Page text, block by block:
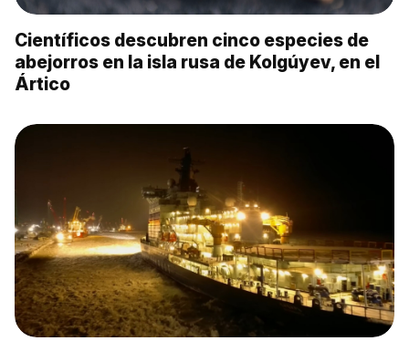
Científicos descubren cinco especies de
abejorros en la isla rusa de Kolgúyev, en el
Ártico